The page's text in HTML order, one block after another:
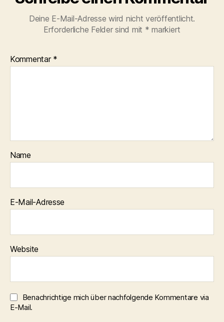
Deine E-Mail-Adresse wird nicht veröffentlicht.
Erforderliche Felder sind mit * markiert
Kommentar *
Name
E-Mail-Adresse
Website
Benachrichtige mich über nachfolgende Kommentare via
E-Mail.